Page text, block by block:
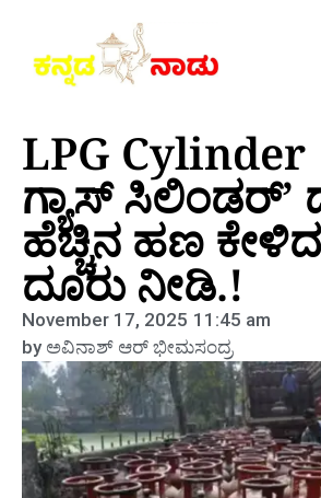
LPG Cylinder
ಗ್ಯಾಸ್
ಹೆಚ್ಚಿನ ಹಣ
ದೂರು ನೀಡಿ.!
November 17, 2025 11:45 am
byಅವಿನಾಶ್‌ ಆರ್‌ ಭೀಮಸಂದ್ರ